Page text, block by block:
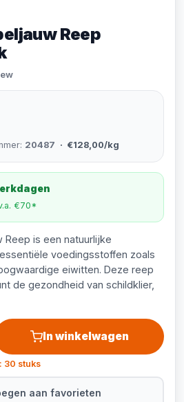
Reep
20487 · €128,00/kg
€70*
Reep is een natuurlijke
voedingsstoffen zoals
eiwitten. Deze reep
de gezondheid van schildklier,
In winkelwagen
30 stuks
aan favorieten